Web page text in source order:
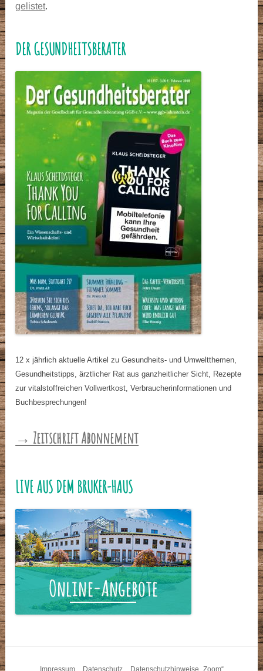
gelistet.
DER GESUNDHEITSBERATER
12 x jährlich aktuelle Artikel zu Gesundheits- und Umweltthemen,
Gesundheitstipps, ärztlicher Rat aus ganzheitlicher Sicht, Rezepte
zur vitalstoffreichen Vollwertkost, Verbraucherinformationen und
Buchbesprechungen!
→ Zeitschrift Abonnement
LIVE AUS DEM BRUKER-HAUS